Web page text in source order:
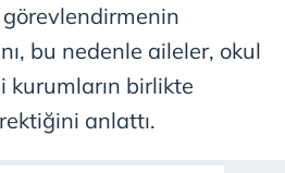
bu nedenle aileler, okul
birlikte
anlattı.